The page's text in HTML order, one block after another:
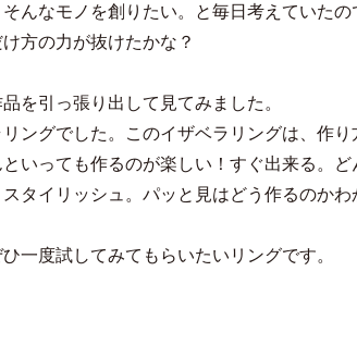
んなモノを創りたい。と毎日考えていたの
方の力が抜けたかな？
を引っ張り出して見てみました。
ングでした。このイザベラリングは、作
いっても作るのが楽しい！すぐ出来る。ど
タイリッシュ。パッと見はどう作るのか
一度試してみてもらいたいリングです。